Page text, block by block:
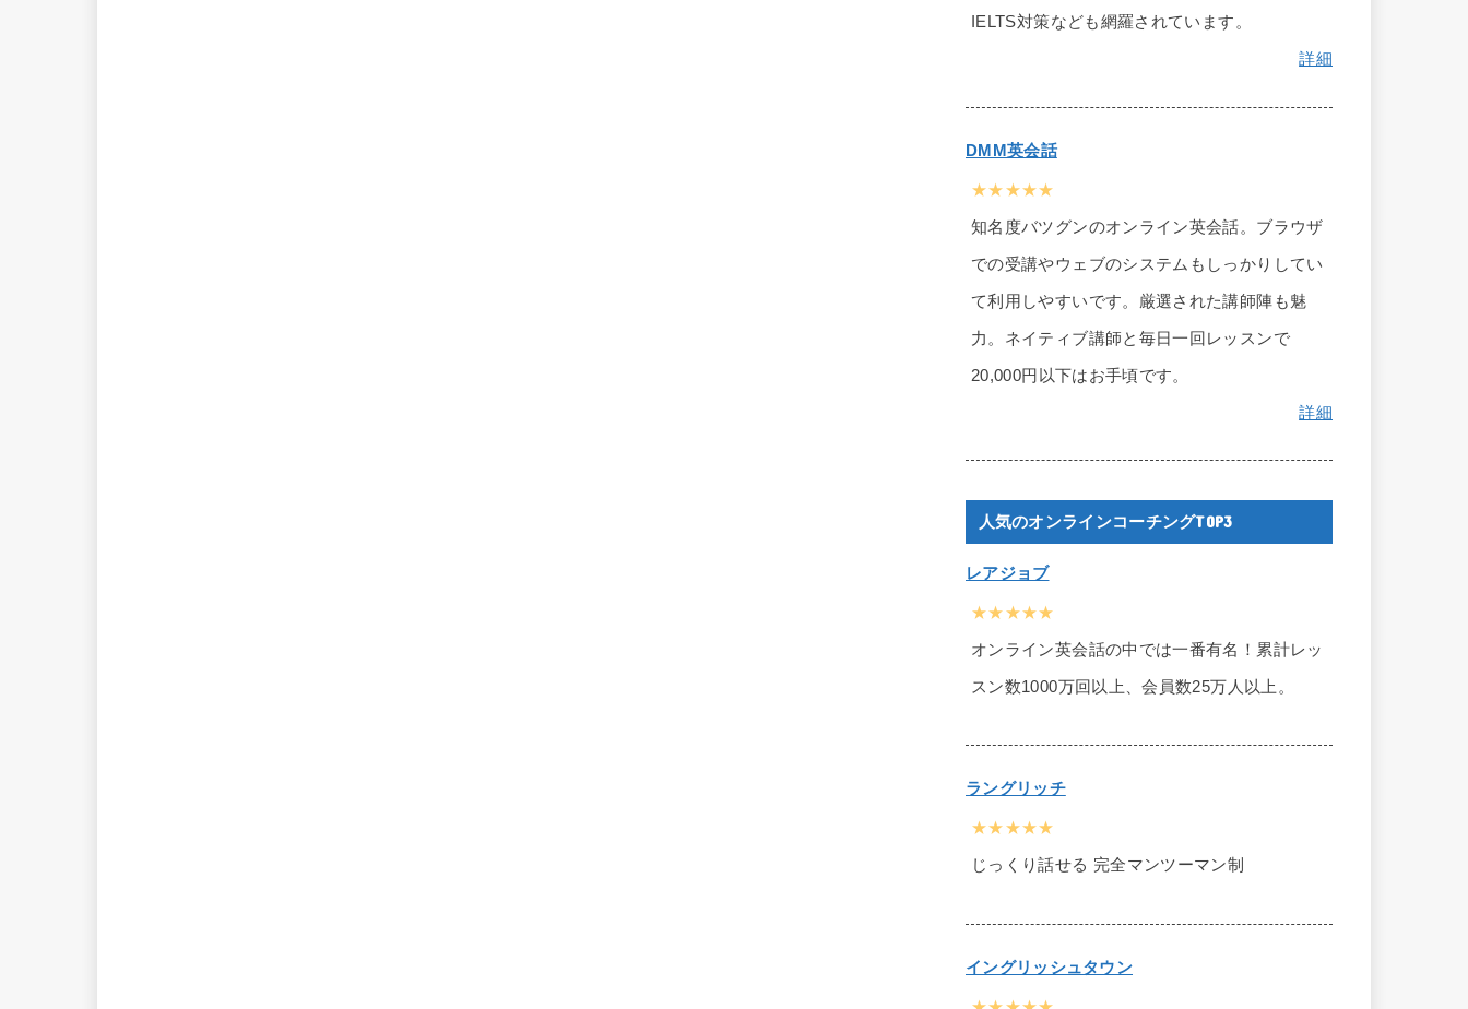
IELTS対策なども網羅されています。
詳細
DMM英会話
★★★★★
知名度バツグンのオンライン英会話。ブラウザ
での受講やウェブのシステムもしっかりしてい
て利用しやすいです。厳選された講師陣も魅
力。ネイティブ講師と毎日一回レッスンで
20,000円以下はお手頃です。
詳細
人気のオンラインコーチングTOP3
レアジョブ
★★★★★
オンライン英会話の中では一番有名！累計レッ
スン数1000万回以上、会員数25万人以上。
ラングリッチ
★★★★★
じっくり話せる 完全マンツーマン制
イングリッシュタウン